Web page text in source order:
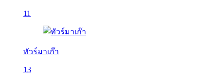
11
ทัวร์มาเก๊า
13